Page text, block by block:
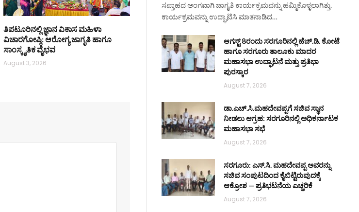
ತಿಪಟೂರಿನಲ್ಲಿ ಜ್ಞಾನ ವಿಕಾಸ ಮಹಿಳಾ
ವಿಚಾರಗೋಷ್ಠಿ: ಆರೋಗ್ಯ ಜಾಗೃತಿ ಹಾಗೂ
ಸಾಂಸ್ಕೃತಿಕ ವೈಭವ
August 3, 2026
ಸಪ್ತಾಹದ ಅಂಗವಾಗಿ ಜಾಗೃತಿ ಕಾರ್ಯಕ್ರಮವನ್ನು ಹಮ್ಮಿಕೊಳ್ಳಲಾಗಿತ್ತು.
ಕಾರ್ಯಕ್ರಮವನ್ನು ಉದ್ಘಾಟಿಸಿ ಮಾತನಾಡಿದ…
ಆಗಸ್ಟ್ 8ರಂದು ಸರಗೂರಿನಲ್ಲಿ ಹೆಚ್.ಡಿ. ಕೋಟೆ
ಹಾಗೂ ಸರಗೂರು ತಾಲೂಕು ಮಾದರ
ಮಹಾಸಭಾ ಉದ್ಘಾಟನೆ ಮತ್ತು ಪ್ರತಿಭಾ
ಪುರಸ್ಕಾರ
August 7, 2026
ಡಾ.ಎಚ್.ಸಿ.ಮಹದೇವಪ್ಪಗೆ ಸಚಿವ ಸ್ಥಾನ
ನೀಡಲು ಆಗ್ರಹ: ಸರಗೂರಿನಲ್ಲಿ ಅಧಿಕರ್ನಾಟಕ
ಮಹಾಸಭಾ ಸಭೆ
August 7, 2026
ಸರಗೂರು: ಎಸ್.ಸಿ. ಮಹದೇವಪ್ಪ ಅವರನ್ನು
ಸಚಿವ ಸಂಪುಟದಿಂದ ಕೈಬಿಟ್ಟಿರುವುದಕ್ಕೆ
ಆಕ್ರೋಶ — ಪ್ರತಿಭಟನೆಯ ಎಚ್ಚರಿಕೆ
August 7, 2026